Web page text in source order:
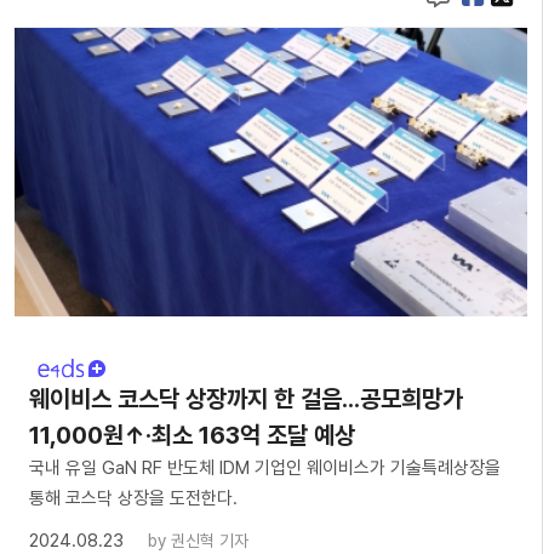
웨이비스 코스닥 상장까지 한 걸음...공모희망가
11,000원↑·최소 163억 조달 예상
국내 유일 GaN RF 반도체 IDM 기업인 웨이비스가 기술특례상장을
통해 코스닥 상장을 도전한다.
2024.08.23
by 권신혁 기자